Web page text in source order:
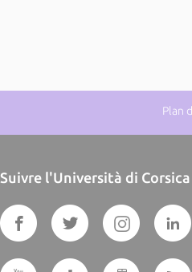
Plan
Suivre l'Università di Corsica